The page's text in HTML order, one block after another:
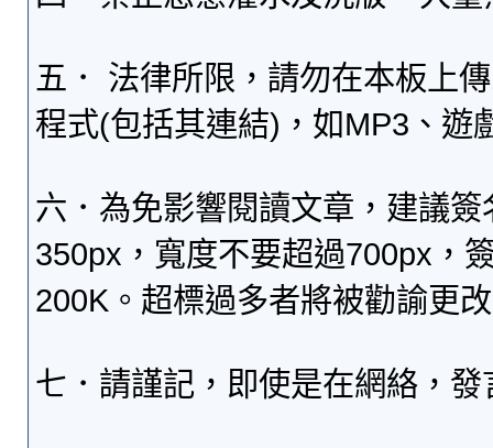
五． 法律所限，請勿在本板上
程式(包括其連結)，如MP3、遊
六．為免影響閱讀文章，建議
350px，寬度不要超過700px，
200K。超標過多者將被勸諭更
七．請謹記，即使是在網絡，